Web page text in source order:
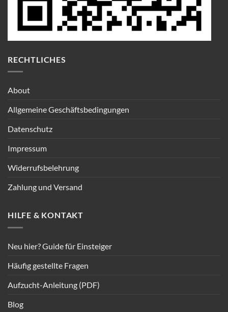
RECHTLICHES
About
Allgemeine Geschäftsbedingungen
Datenschutz
Impressum
Widerrufsbelehrung
Zahlung und Versand
HILFE & KONTAKT
Neu hier? Guide für Einsteiger
Häufig gestellte Fragen
Aufzucht-Anleitung (PDF)
Blog